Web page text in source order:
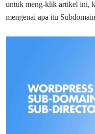
untuk meng-klik artikel ini,
mengenai apa itu